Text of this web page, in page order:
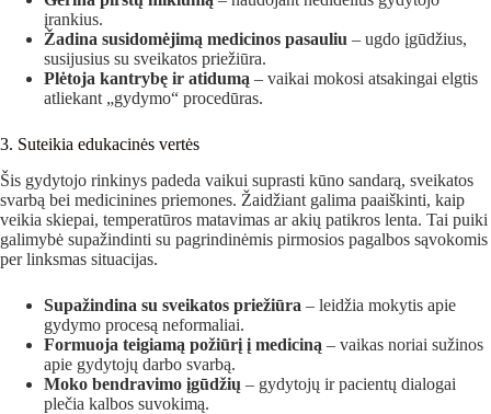
įrankius.
Žadina susidomėjimą medicinos pasauliu – ugdo įgūdžius,
susijusius su sveikatos priežiūra.
Plėtoja kantrybę ir atidumą – vaikai mokosi atsakingai elgtis
atliekant „gydymo“ procedūras.
3. Suteikia edukacinės vertės
Šis gydytojo rinkinys padeda vaikui suprasti kūno sandarą, sveikatos
svarbą bei medicinines priemones. Žaidžiant galima paaiškinti, kaip
veikia skiepai, temperatūros matavimas ar akių patikros lenta. Tai puiki
galimybė supažindinti su pagrindinėmis pirmosios pagalbos sąvokomis
per linksmas situacijas.
Supažindina su sveikatos priežiūra – leidžia mokytis apie
gydymo procesą neformaliai.
Formuoja teigiamą požiūrį į mediciną – vaikas noriai sužinos
apie gydytojų darbo svarbą.
Moko bendravimo įgūdžių – gydytojų ir pacientų dialogai
plečia kalbos suvokimą.